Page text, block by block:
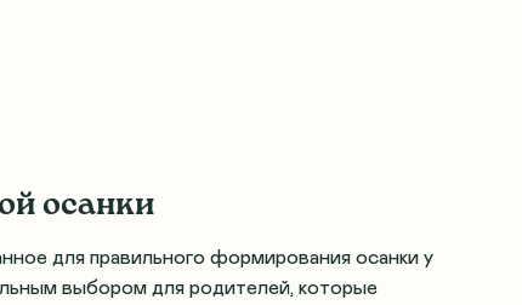
осанки
для правильного формирования осанки у
выбором для родителей, которые